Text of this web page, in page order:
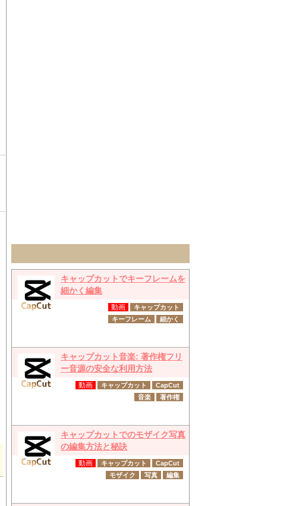
キャップカットでキーフレームを
細かく編集
動画
キャップカット
キーフレーム
細かく
キャップカット音楽: 著作権フリ
ー音源の安全な利用方法
動画 キャップカット
CapCut
音楽
著作権
キャップカットでのモザイク写真
の編集方法と秘訣
動画 キャップカット
CapCut
モザイク
写真 編集